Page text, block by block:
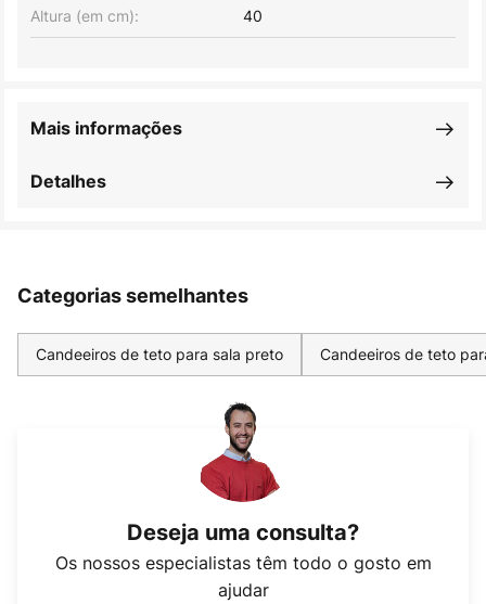
Altura (em cm): 40
Detalhes
Mais informações
Categorias semelhantes
Candeeiros de teto para sala preto Candeeiros de teto
Deseja uma consulta?
Os nossos especialistas têm todo o gosto em
ajudar